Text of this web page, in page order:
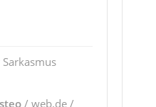
/ web.de /